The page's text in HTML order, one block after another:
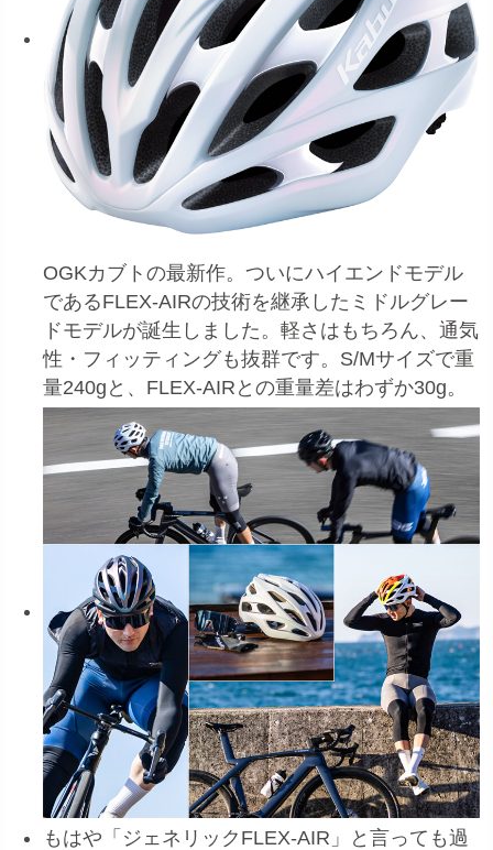
OGKカブトの最新作。ついにハイエンドモデル
であるFLEX-AIRの技術を継承したミドルグレー
ドモデルが誕生しました。軽さはもちろん、通気
性・フィッティングも抜群です。S/Mサイズで重
量240gと、FLEX-AIRとの重量差はわずか30g。
もはや「ジェネリックFLEX-AIR」と言っても過